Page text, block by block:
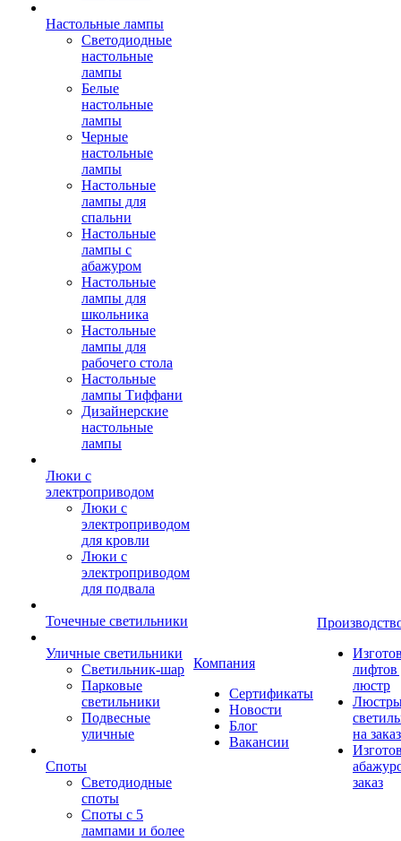
Настольные лампы
Светодиодные
настольные
лампы
Белые
настольные
лампы
Черные
настольные
лампы
Настольные
лампы для
спальни
Настольные
лампы с
абажуром
Настольные
лампы для
школьника
Настольные
лампы для
рабочего стола
Настольные
лампы Тиффани
Дизайнерские
настольные
лампы
Люки с
электроприводом
Люки с
электроприводом
для кровли
Люки с
электроприводом
для подвала
Точечные светильники
Уличные светильники
Светильник-шар
Парковые
светильники
Подвесные
уличные
Споты
Светодиодные
споты
Споты с 5
лампами и более
Компания
Сертификаты
Новости
Блог
Вакансии
лифтов
люстр
на заказ
заказ